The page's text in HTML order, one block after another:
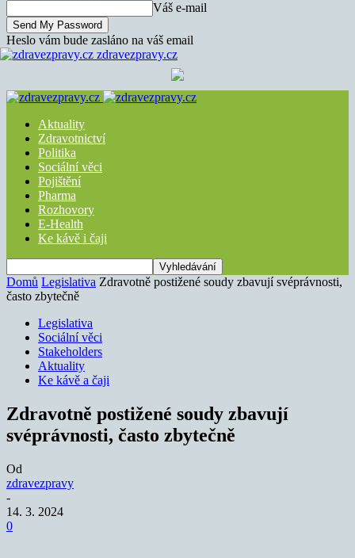
Váš e-mail
Heslo vám bude zasláno na váš email
zdravezpravy.cz
Aktuality
Zdravotnictví
Politika
Sociální věci
Pojištění
Pharma
Rozhovory
E-Health
Ke kávě i čaji
Domů Legislativa Zdravotně postižené soudy zbavují svéprávnosti,
často zbytečně
Legislativa
Sociální věci
Stakeholders
Aktuality
Ke kávě a čaji
Zdravotně postižené soudy zbavují
svéprávnosti, často zbytečně
Od
zdravezpravy
-
14. 3. 2024
0